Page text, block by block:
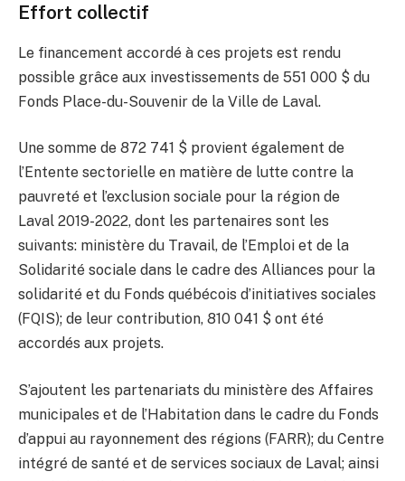
Effort collectif
Le financement accordé à ces projets est rendu
possible grâce aux investissements de 551 000 $ du
Fonds Place-du-Souvenir de la Ville de Laval.
Une somme de 872 741 $ provient également de
l’Entente sectorielle en matière de lutte contre la
pauvreté et l’exclusion sociale pour la région de
Laval 2019-2022, dont les partenaires sont les
suivants: ministère du Travail, de l’Emploi et de la
Solidarité sociale dans le cadre des Alliances pour la
solidarité et du Fonds québécois d’initiatives sociales
(FQIS); de leur contribution, 810 041 $ ont été
accordés aux projets.
S’ajoutent les partenariats du ministère des Affaires
municipales et de l’Habitation dans le cadre du Fonds
d’appui au rayonnement des régions (FARR); du Centre
intégré de santé et de services sociaux de Laval; ainsi